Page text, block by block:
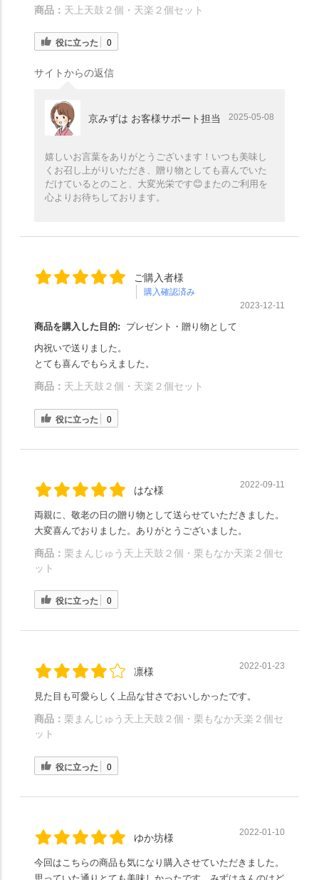
商品： 天上天鼓２個・天楽２個セット
役に立った 0
サイトからの返信
京みずは お客様サポート担当 2025-05-08
嬉しいお言葉をありがとうございます！いつも美味し
くお召し上がりいただき、贈り物としても喜んでいた
だけているとのこと、大変光栄です😊またのご利用を
心よりお待ちしております。
ご購入者様
購入確認済み
2023-12-11
商品を購入した目的:
プレゼント・贈り物として
内祝いで送りました。
とても喜んでもらえました。
商品： 天上天鼓２個・天楽２個セット
役に立った 0
はな様 2022-09-11
両親に、敬老の日の贈り物として送らせていただきました。
大変喜んでおりました。ありがとうございました。
商品： 栗まんじゅう天上天鼓２個・栗もなか天楽２個セ
ット
役に立った 0
凛様 2022-01-23
見た目も可愛らしく上品な甘さでおいしかったです。
商品： 栗まんじゅう天上天鼓２個・栗もなか天楽２個セ
ット
役に立った 0
ゆか坊様 2022-01-10
今回はこちらの商品も気になり購入させていただきました。